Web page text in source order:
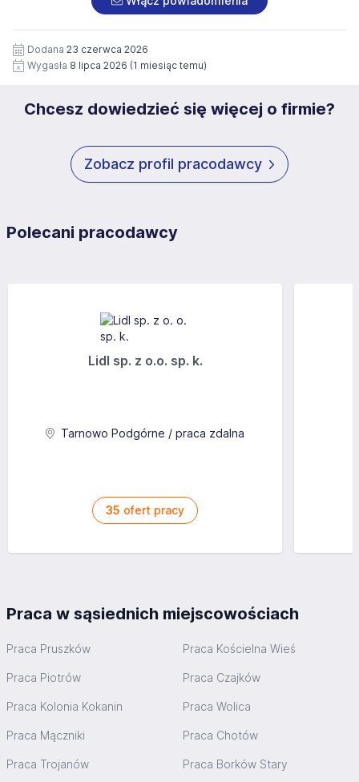
siedziby administratora.
https://www.workprofit.pl/klauzula-informacyjna.html
wizerunku), na potrzeby przyszłych rekrutacji przez okres
12 miesięcy. Zgoda jest dobrowolna i może być w każdym
czasie wycofana.
Dodana 23 czerwca 2026
Wygasła 8 lipca 2026 (1 miesiąc temu)
Chcesz dowiedzieć się więcej o firmie?
Zobacz profil pracodawcy
Polecani pracodawcy
Lidl sp. z o.o. sp. k.
Tarnowo Podgórne / praca zdalna
35 ofert pracy
Praca w sąsiednich miejscowościach
Praca Pruszków Praca Kościelna Wieś
Praca Piotrów Praca Czajków
Praca Kolonia Kokanin Praca Wolica
Praca Mączniki Praca Chotów
Praca Trojanów Praca Borków Stary